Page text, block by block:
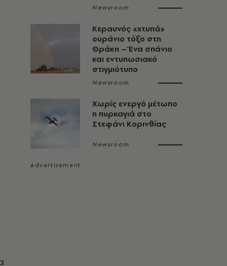
Newsroom
Κεραυνός «χτυπά»
ουράνιο τόξο στη
Θράκη – Ένα σπάνιο
και εντυπωσιακό
στιγμιότυπο
Newsroom
Χωρίς ενεργό μέτωπο
η πυρκαγιά στο
Στεφάνι Κορινθίας
Newsroom